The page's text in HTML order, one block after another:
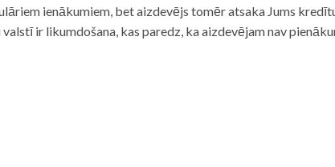
ienākumiem, bet aizdevējs tomēr atsaka Jums
ir likumdošana, kas paredz, ka aizdevējam nav